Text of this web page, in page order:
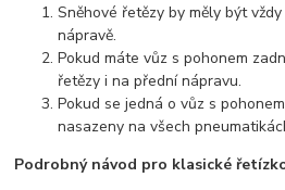
Sněhové řetězy by měly být
nápravě.
Pokud máte vůz s pohonem
řetězy i na přední nápravu.
Pokud se jedná o vůz s
nasazeny na všech
Podrobný návod pro klasické